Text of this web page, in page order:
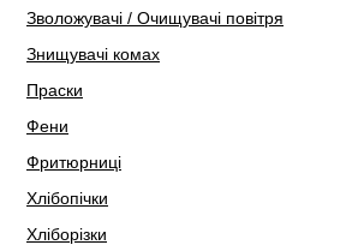
Зволожувачі / Очищувачі повітря
Знищувачі комах
Праски
Фени
Фритюрниці
Хлібопічки
Хліборізки